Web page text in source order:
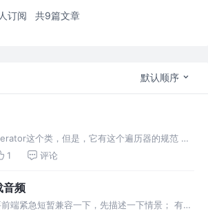
订阅 共9篇文章
默认顺序
这个类，但是，它有这个遍历器的规范 遍
机制（接口）： 为各种不同的数据结构提供统
1 评论
音频
端紧急短暂兼容一下，先描述一下情景； 有一